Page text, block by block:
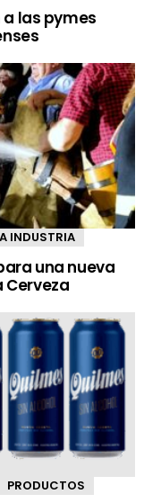
a las pymes
INDUSTRIA
una nueva
Cerveza
PRODUCTOS